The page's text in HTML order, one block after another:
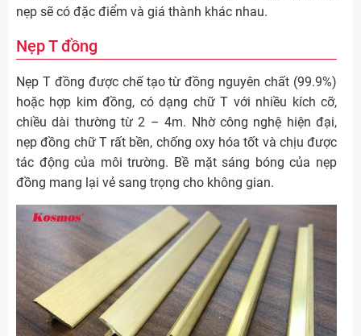
nẹp sẽ có đặc điểm và giá thành khác nhau.
Nẹp T đồng
Nẹp T đồng được chế tạo từ đồng nguyên chất (99.9%)
hoặc hợp kim đồng, có dạng chữ T với nhiều kích cỡ,
chiều dài thường từ 2 – 4m. Nhờ công nghệ hiện đại,
nẹp đồng chữ T rất bền, chống oxy hóa tốt và chịu được
tác động của môi trường. Bề mặt sáng bóng của nẹp
đồng mang lại vẻ sang trọng cho không gian.